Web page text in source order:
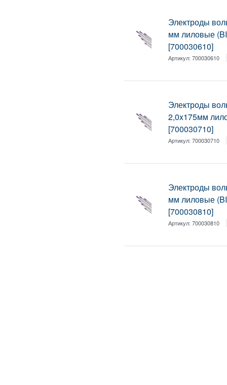
Электроды
мм лиловые
[700030610]
Артикул:700030610
Электроды
2,0x175мм
[700030710]
Артикул:700030710
Электроды
мм лиловые
[700030810]
Артикул:700030810